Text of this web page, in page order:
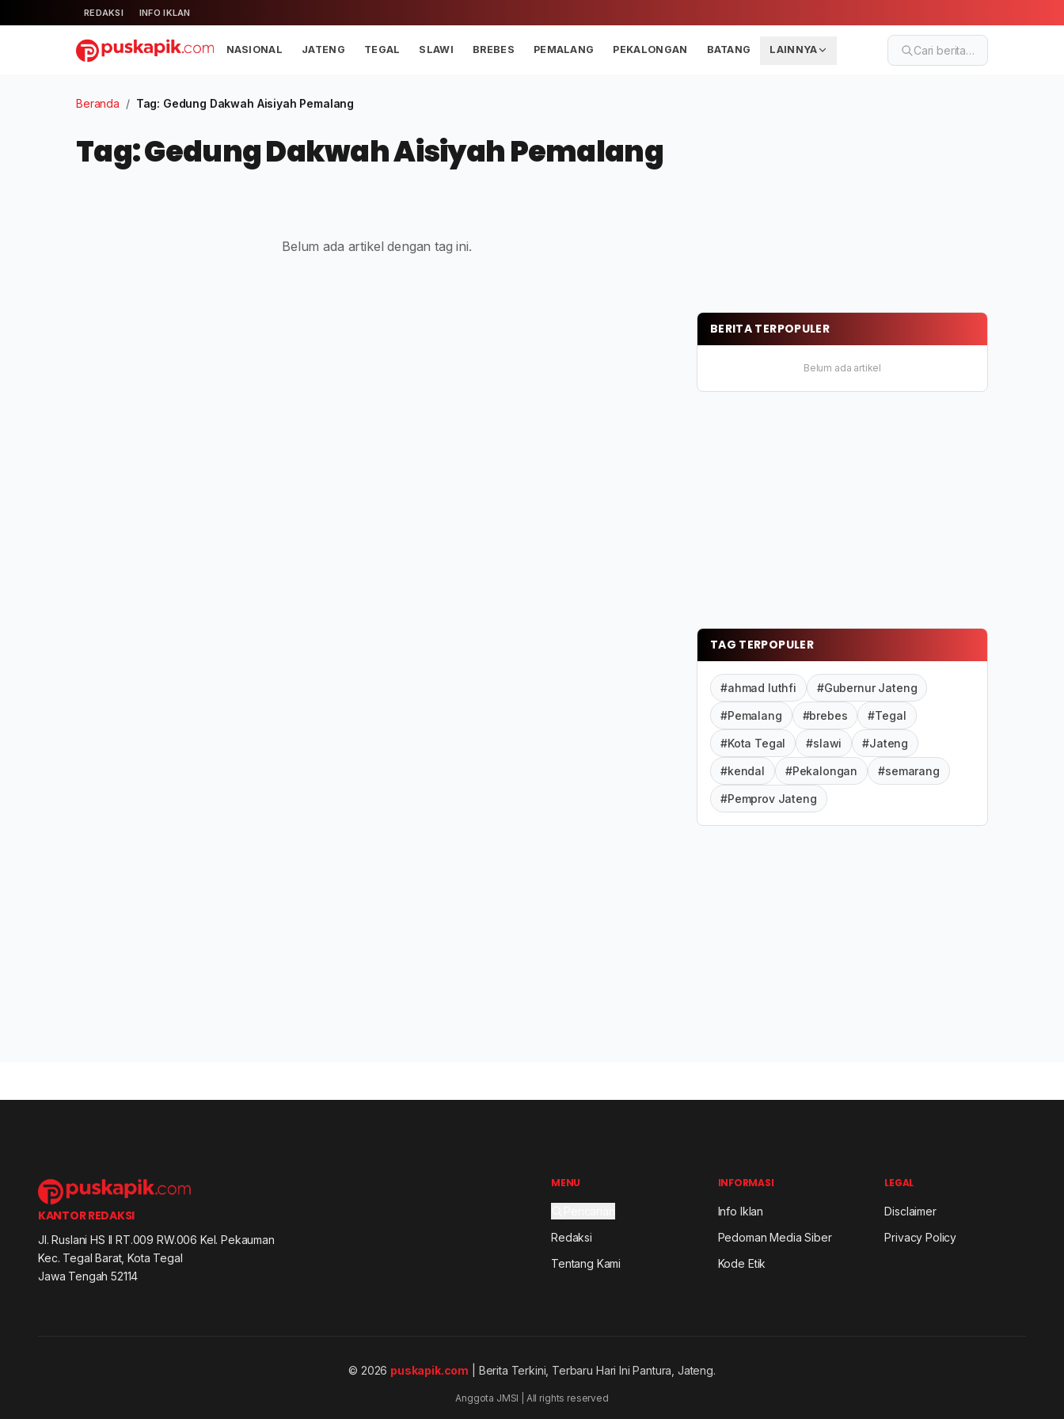
REDAKSI INFO IKLAN
NASIONAL JATENG TEGAL SLAWI BREBES PEMALANG PEKALONGAN BATANG LAINNYA Cari berita…
Beranda / Tag: Gedung Dakwah Aisiyah Pemalang
Tag: Gedung Dakwah Aisiyah Pemalang
Belum ada artikel dengan tag ini.
BERITA TERPOPULER
Belum ada artikel
TAG TERPOPULER
#ahmad luthfi #Gubernur Jateng
#Pemalang #brebes #Tegal
#Kota Tegal #slawi #Jateng
#kendal #Pekalongan #semarang
#Pemprov Jateng
KANTOR REDAKSI
Jl. Ruslani HS II RT.009 RW.006 Kel. Pekauman
Kec. Tegal Barat, Kota Tegal
Jawa Tengah 52114
MENU
Redaksi
Tentang Kami
INFORMASI
Info Iklan
Pedoman Media Siber
Kode Etik
LEGAL
Disclaimer
Privacy Policy
© 2026 puskapik.com | Berita Terkini, Terbaru Hari Ini Pantura, Jateng.
Anggota JMSI | All rights reserved